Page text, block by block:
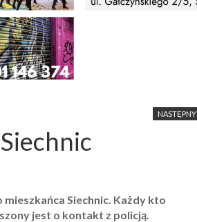
NASTĘPNY
Siechnic. Każdy kto
jest o kontakt z policją.